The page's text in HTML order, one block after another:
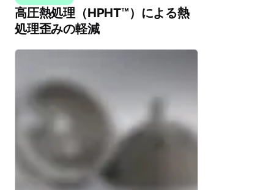
高圧熱処理（HPHT™）による熱
処理歪みの軽減